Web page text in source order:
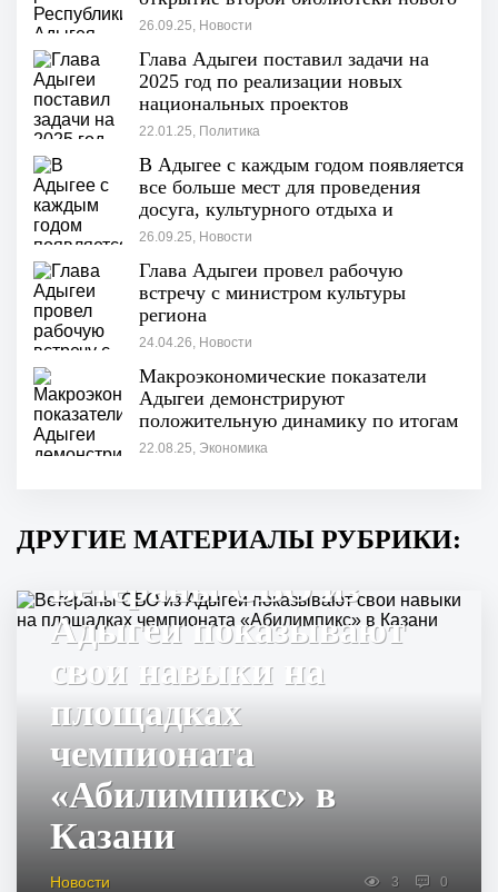
поколения
26.09.25, Новости
Глава Адыгеи поставил задачи на
2025 год по реализации новых
национальных проектов
22.01.25, Политика
В Адыгее с каждым годом появляется
все больше мест для проведения
досуга, культурного отдыха и
участия в просветительских
26.09.25, Новости
Глава Адыгеи провел рабочую
встречу с министром культуры
региона
24.04.26, Новости
Макроэкономические показатели
Адыгеи демонстрируют
положительную динамику по итогам
I полугодия"
22.08.25, Экономика
ДРУГИЕ МАТЕРИАЛЫ РУБРИКИ:
Ветераны СВО из
Адыгеи показывают
свои навыки на
площадках
чемпионата
«Абилимпикс» в
Казани
Новости 3 0